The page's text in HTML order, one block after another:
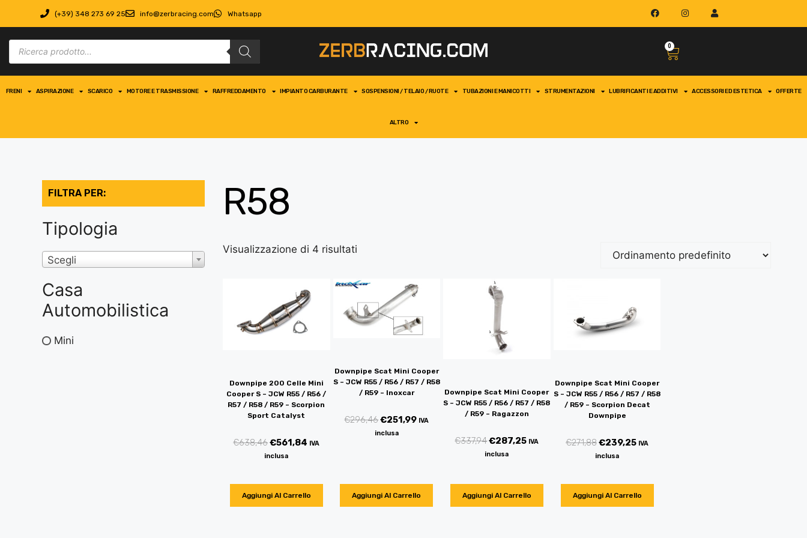
(+39) 348 273 69 25 info@zerbracing.com Whatsapp
0
FRENI ASPIRAZIONE SCARICO MOTORE E TRASMISSIONE RAFFREDDAMENTO IMPIANTO CARBURANTE SOSPENSIONI / TELAIO / RUOTE TUBAZIONI E MANICOTTI STRUMENTAZIONI LUBRIFICANTI E ADDITIVI ACCESSORI ED ESTETICA OFFERTE
ALTRO
FILTRA PER:
Tipologia
Scegli
Casa
Automobilistica
Mini
R58
Visualizzazione di 4 risultati
Downpipe 200 Celle Mini
Cooper S – JCW R55 / R56 /
R57 / R58 / R59 – Scorpion
Sport Catalyst
€638,46€561,84 IVA
inclusa
Aggiungi Al Carrello
Downpipe Scat Mini Cooper
S – JCW R55 / R56 / R57 / R58
/ R59 – Inoxcar
€296,46€251,99 IVA
inclusa
Aggiungi Al Carrello
Downpipe Scat Mini Cooper
S – JCW R55 / R56 / R57 / R58
/ R59 – Ragazzon
€337,94€287,25 IVA
inclusa
Aggiungi Al Carrello
Downpipe Scat Mini Cooper
S – JCW R55 / R56 / R57 / R58
/ R59 – Scorpion Decat
Downpipe
€271,88€239,25 IVA
inclusa
Aggiungi Al Carrello